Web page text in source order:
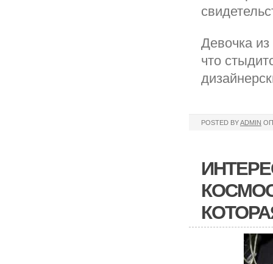
Девочка
что
POSTED BYADMIN